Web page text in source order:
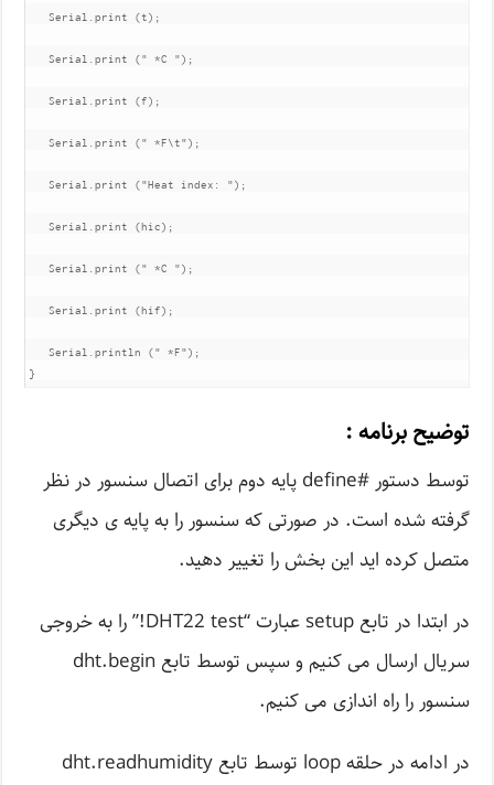
Serial.print (t);
Serial.print (" *C ");
Serial.print (f);
Serial.print (" *F\t");
Serial.print ("Heat index: ");
Serial.print (hic);
Serial.print (" *C ");
Serial.print (hif);
Serial.println (" *F");
}
توضیح برنامه :
توسط دستور #define پایه دوم برای اتصال سنسور در نظر
گرفته شده است. در صورتی که سنسور را به پایه ی دیگری
متصل کرده اید این بخش را تغییر دهید.
در ابتدا در تابع setup عبارت “DHT22 test!” را به خروجی
سریال ارسال می کنیم و سپس توسط تابع dht.begin
سنسور را راه اندازی می کنیم.
در ادامه در حلقه loop توسط تابع dht.readhumidity